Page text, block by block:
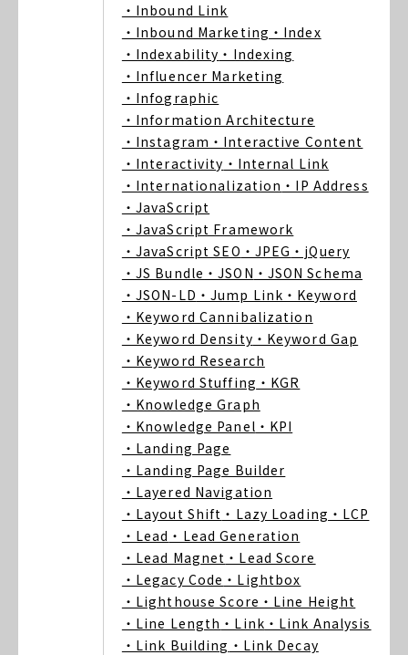
・Inbound Link
・Inbound Marketing ・Index
・Indexability ・Indexing
・Influencer Marketing
・Infographic
・Information Architecture
・Instagram ・Interactive Content
・Interactivity ・Internal Link
・Internationalization ・IP Address
・JavaScript
・JavaScript Framework
・JavaScript SEO ・JPEG ・jQuery
・JS Bundle ・JSON ・JSON Schema
・JSON-LD ・Jump Link ・Keyword
・Keyword Cannibalization
・Keyword Density ・Keyword Gap
・Keyword Research
・Keyword Stuffing ・KGR
・Knowledge Graph
・Knowledge Panel ・KPI
・Landing Page
・Landing Page Builder
・Layered Navigation
・Layout Shift ・Lazy Loading ・LCP
・Lead ・Lead Generation
・Lead Magnet ・Lead Score
・Legacy Code ・Lightbox
・Lighthouse Score ・Line Height
・Line Length ・Link ・Link Analysis
・Link Building ・Link Decay